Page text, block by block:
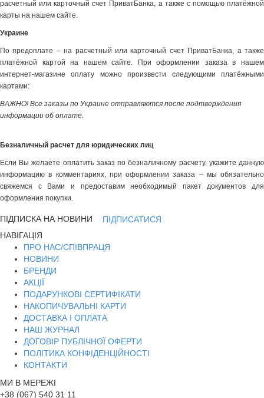
расчетный или карточный счет ПриватБанка, а также с помощью платёжной
карты на нашем сайте.
Украине
По предоплате – на расчетный или карточный счет ПриватБанка, а также
платёжной картой на нашем сайте. При оформлении заказа в нашем
интернет-магазине оплату можно произвести следующими платёжными
картами:
ВАЖНО! Все заказы по Украине отправляются после подтверждения
информации об оплате.
Безналичный расчет для юридических лиц
Если Вы желаете оплатить заказ по безналичному расчету, укажите данную
информацию в комментариях, при оформлении заказа – мы обязательно
свяжемся с Вами и предоставим необходимый пакет документов для
оформления покупки.
ПІДПИСКА НА НОВИНИ
ПІДПИСАТИСЯ
НАВІГАЦІЯ
ПРО НАС/СПІВПРАЦЯ
НОВИНИ
БРЕНДИ
АКЦІЇ
ПОДАРУНКОВІ СЕРТИФІКАТИ
НАКОПИЧУВАЛЬНІ КАРТИ
ДОСТАВКА І ОПЛАТА
НАШ ЖУРНАЛ
ДОГОВІР ПУБЛІЧНОЇ ОФЕРТИ
ПОЛІТИКА КОНФІДЕНЦІЙНОСТІ
КОНТАКТИ
МИ В МЕРЕЖІ
+38 (067) 540 31 11